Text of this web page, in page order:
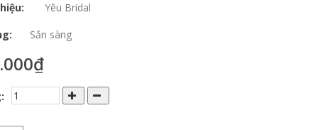
Yêu Bridal
Sắn sàng